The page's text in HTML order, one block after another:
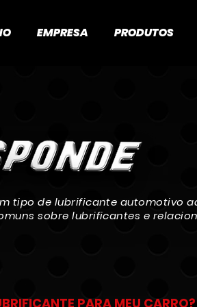
EMPRESA PRODUTOS
tipo de lubrificante automotivo
sobre lubrificantes e
PARA MEU CARRO?